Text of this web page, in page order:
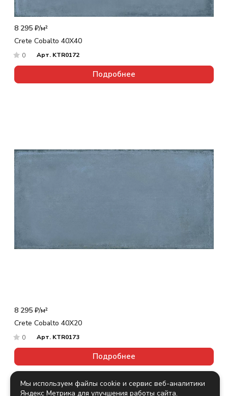
8 295 ₽/м²
Crete Cobalto 40X40
0 Арт. KTR0172
Подробнее
8 295 ₽/м²
Crete Cobalto 40X20
0 Арт. KTR0173
Подробнее
Мы используем файлы cookie и сервис веб-аналитики
Яндекс Метрика для улучшения работы сайта.